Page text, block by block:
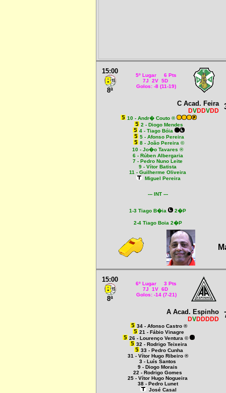
15:00
8ª
5º Lugar 6 Pts
7J 2V 5D
Golos: -8 (11-19)
C Acad. Feira
DVDDVDD
10 - Andr� Couto ®
2 - Diogo Mendes
4 - Tiago Bóia
5 - Afonso Pereira
8 - João Pereira ©
10 - Jo�o Tavares ®
6 - Rúben Albergaria
7 - Pedro Nuno Leite
9 - Vítor Batista
11 - Guilherme Oliveira
Miguel Pereira
--- INT ---
1-3 Tiago B�ia 2�P
2-4 Tiago Boia 2�P
15:00
8ª
6º Lugar 3 Pts
7J 1V 6D
Golos: -14 (7-21)
A Acad. Espinho
DVDDDDD
34 - Afonso Castro ®
21 - Fábio Vinagre
26 - Lourenço Ventura ©
32 - Rodrigo Teixeira
33 - Pedro Cunha
31 - Vítor Hugo Ribeiro ®
3 - Luís Santos
9 - Diogo Morais
22 - Rodrigo Gomes
25 - Vítor Hugo Nogueira
38 - Pedro Lunet
José Casal